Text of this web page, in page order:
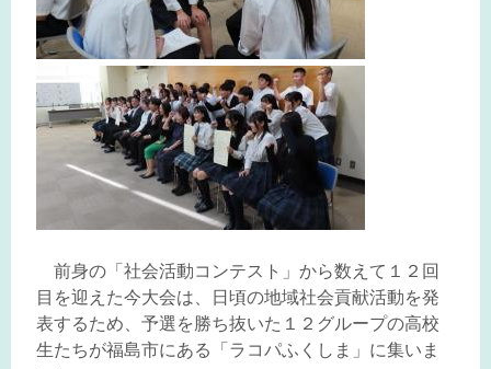
前身の「社会活動コンテスト」から数えて１２回
目を迎えた今大会は、日頃の地域社会貢献活動を発
表するため、予選を勝ち抜いた１２グループの高校
生たちが福島市にある「ラコパふくしま」に集いま